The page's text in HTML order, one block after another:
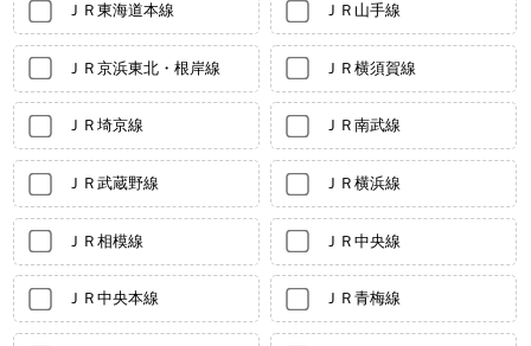
ＪＲ東海道本線 ＪＲ山手線
ＪＲ京浜東北・根岸線 ＪＲ横須賀線
ＪＲ埼京線 ＪＲ南武線
ＪＲ武蔵野線 ＪＲ横浜線
ＪＲ相模線 ＪＲ中央線
ＪＲ中央本線 ＪＲ青梅線